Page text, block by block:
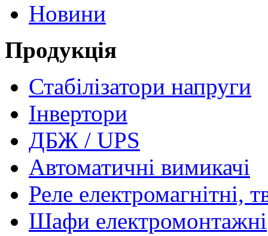
Новини
Продукція
Стабілізатори напруги
Інвертори
ДБЖ / UPS
Автоматичні вимикачі
Реле електромагнітні,
Шафи електромонтажні